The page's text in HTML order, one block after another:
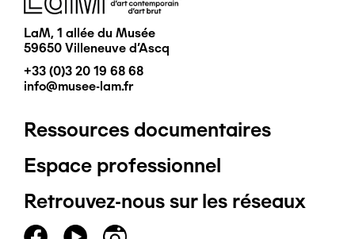
LaM, 1 allée du Musée
59650 Villeneuve d'Ascq
+33 (0)3 20 19 68 68
info@musee-lam.fr
Pied
de
page
Ressources documentaires
Espace professionnel
Retrouvez-nous sur les réseaux